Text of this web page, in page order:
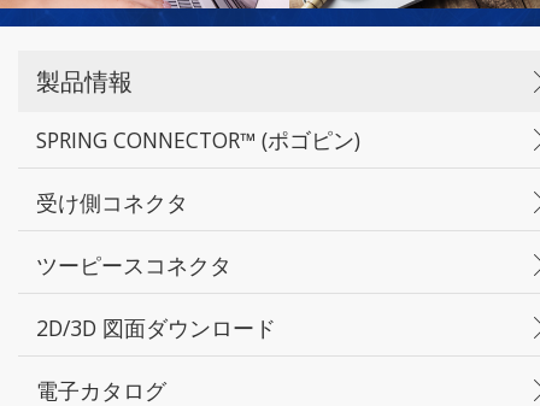
製品情報
SPRING CONNECTOR™ (ポゴピン)
受け側コネクタ
ツーピースコネクタ
2D/3D 図面ダウンロード
電子カタログ